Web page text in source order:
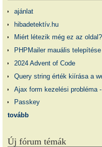
ajánlat
hibadetektív.hu
Miért létezik még ez az oldal?
PHPMailer mauális
2024 Advent of Code
Query string érték kiírása a
Ajax form kezelési probléma
Passkey
tovább
Új fórum témák